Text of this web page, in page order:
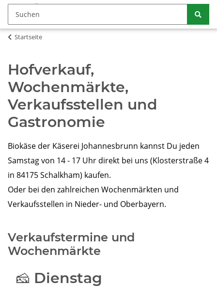
Startseite
Hofverkauf,
Wochenmärkte,
Verkaufsstellen und
Gastronomie
Biokäse der Käserei Johannesbrunn kannst Du jeden
Samstag von 14 - 17 Uhr direkt bei uns (Klosterstraße 4
in 84175 Schalkham) kaufen.
Oder bei den zahlreichen Wochenmärkten und
Verkaufsstellen in Nieder- und Oberbayern.
Verkaufstermine und
Wochenmärkte
🧀 Dienstag